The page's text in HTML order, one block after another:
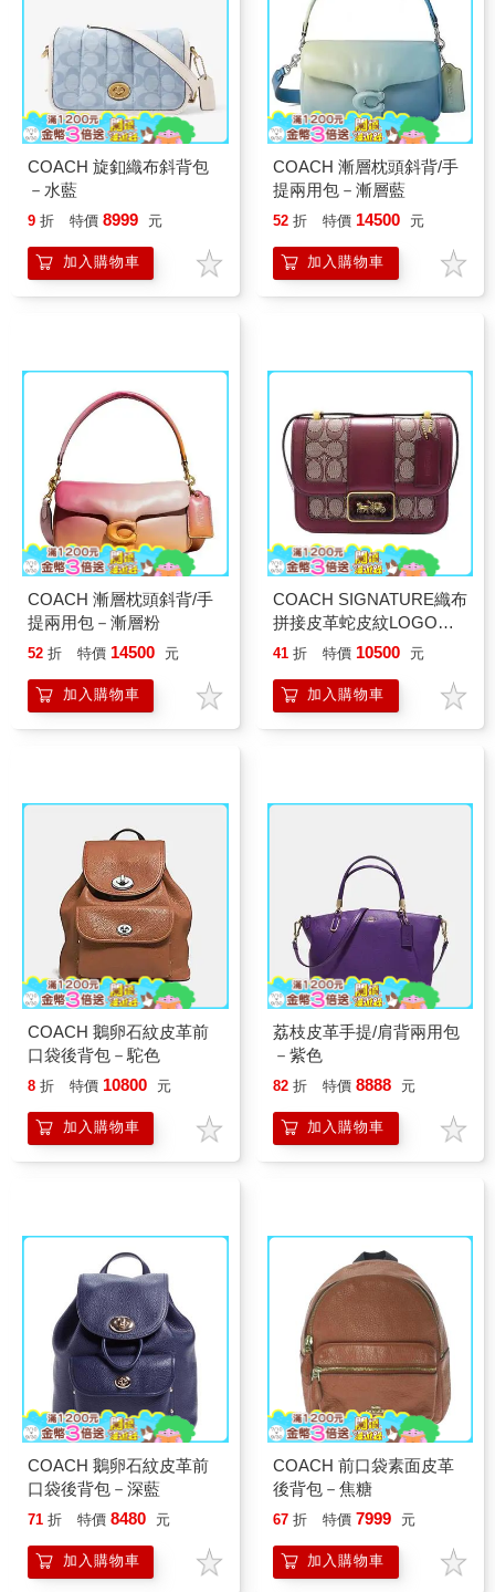
COACH 旋釦織布斜背包
－水藍
9 折 特價 8999 元
加入購物車
COACH 漸層枕頭斜背/手
提兩用包－漸層藍
52 折 特價 14500 元
加入購物車
COACH 漸層枕頭斜背/手
提兩用包－漸層粉
52 折 特價 14500 元
加入購物車
COACH SIGNATURE織布
拼接皮革蛇皮紋LOGO按
釦斜背包－卡其酒紅
41 折 特價 10500 元
加入購物車
COACH 鵝卵石紋皮革前
口袋後背包－駝色
8 折 特價 10800 元
加入購物車
荔枝皮革手提/肩背兩用包
－紫色
82 折 特價 8888 元
加入購物車
COACH 鵝卵石紋皮革前
口袋後背包－深藍
71 折 特價 8480 元
加入購物車
COACH 前口袋素面皮革
後背包－焦糖
67 折 特價 7999 元
加入購物車